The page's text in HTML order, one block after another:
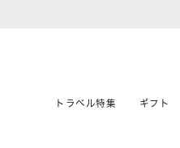
トラベル特集 ギフト